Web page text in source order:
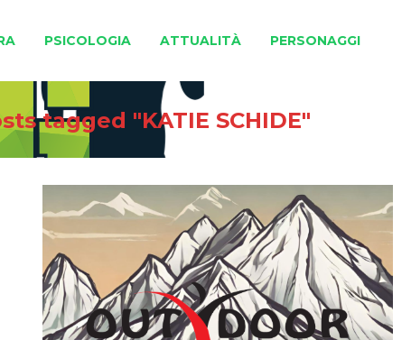
PSICOLOGIA ATTUALITÀ PERSONAGGI
tagged "KATIE SCHIDE"